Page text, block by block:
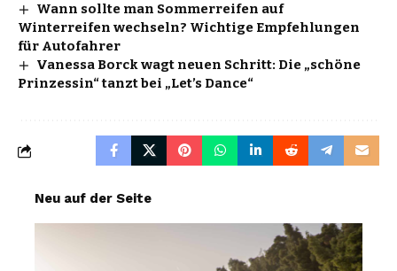
Wann sollte man Sommerreifen auf
Winterreifen wechseln? Wichtige Empfehlungen
für Autofahrer
Vanessa Borck wagt neuen Schritt: Die „schöne
Prinzessin“ tanzt bei „Let’s Dance“
Neu auf der Seite